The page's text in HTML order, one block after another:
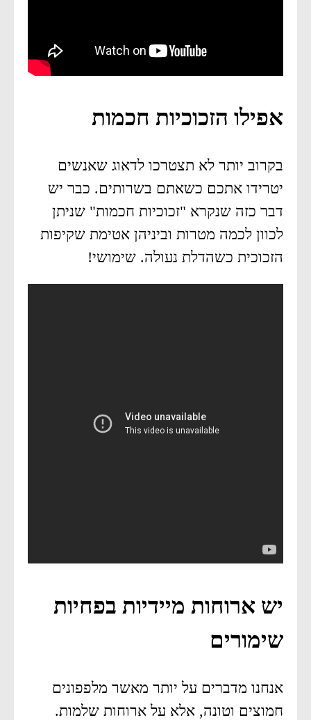
אפילו הזכוכיות חכמות
בקרוב יותר לא תצטרכו לדאוג שאנשים
יטרידו אתכם כשאתם בשרותים. כבר יש
דבר כזה שנקרא "זכוכיות חכמות" שניתן
לכוון לכמה מטרות וביניהן אטימת שקיפות
הזכוכית כשהדלת נעולה. שימושי!
יש ארוחות מיידיות בפחיות
שימורים
אנחנו מדברים על יותר מאשר מלפפונים
חמוצים וטונה, אלא על ארוחות שלמות.